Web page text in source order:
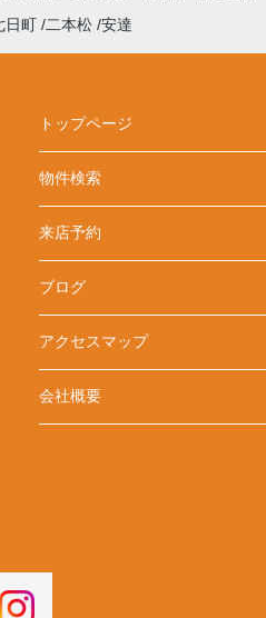
日町 二本松 安達
トップページ
物件検索
来店予約
ブログ
アクセスマップ
会社概要